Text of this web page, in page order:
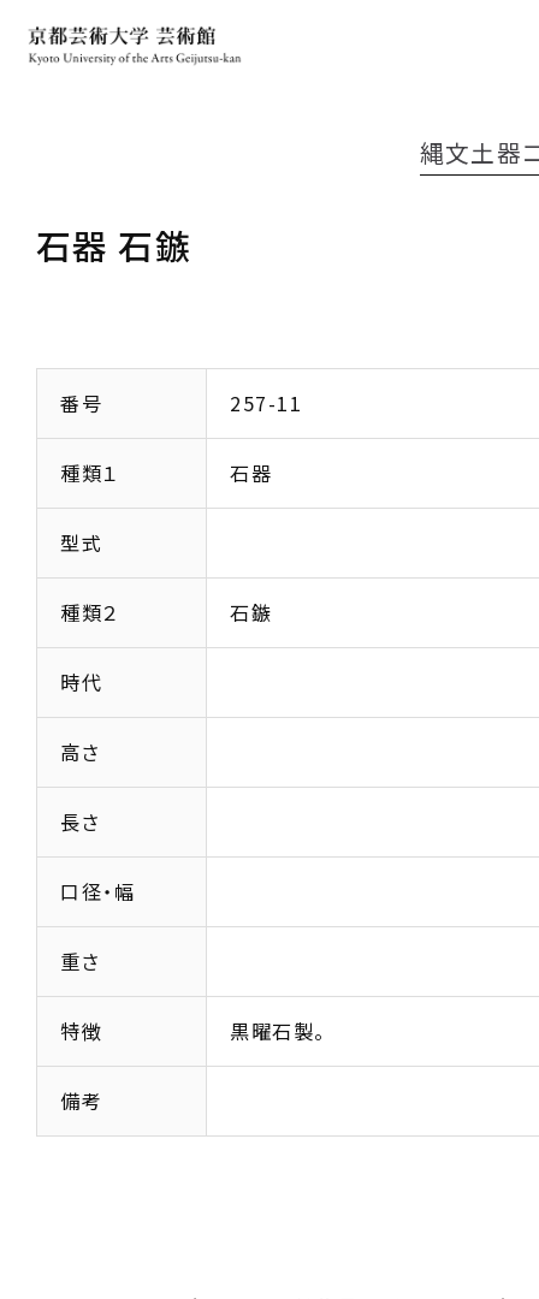
石器 石鏃
縄文土器
番号 257-11
種類１ 石器
型式
種類２ 石鏃
時代
高さ
長さ
口径・幅
重さ
特徴 黒曜石製。
備考